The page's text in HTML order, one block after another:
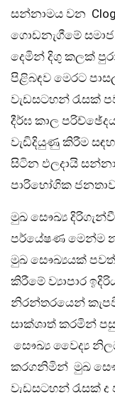
සන්නාමය වන
ගොඩනැගීමේ සමාජ
දෙමින් දිගු කලක්
පිළිබඳව මෙරට
වැඩසටහන් රැසක්
දීර්ඝ කාල
වැඩිදියුණු කිරීම
සිටින ඵලදායි
පාරිභෝගික
මුඛ සෞඛ්‍ය
පර්යේෂණ මෙන්ම
මුඛ සෞඛ්‍යයක්
කිරීමේ ව්‍යාපාර
නිරන්තරයෙන්
සාක්ශාත් කරමින්
සෞඛ්‍ය වෛද්‍ය
කරගනිමින් මුඛ
වැඩසටහන් රැසක්